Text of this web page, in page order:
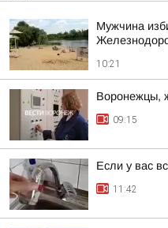
Мужчина
10:21
Воронежцы,
09:15
Если у вас
11:42